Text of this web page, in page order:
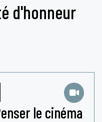
d'honneur
le cinéma